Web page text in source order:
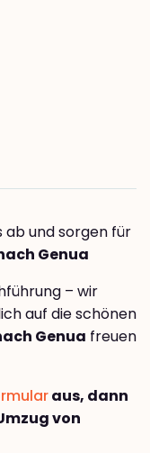
ab und sorgen für
Genua
– wir
auf die schönen
Genua freuen
aus, dann
von